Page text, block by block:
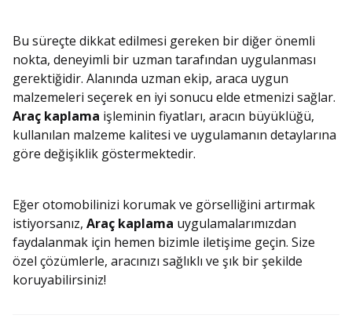
Bu süreçte dikkat edilmesi gereken bir diğer önemli
nokta, deneyimli bir uzman tarafından uygulanması
gerektiğidir. Alanında uzman ekip, araca uygun
malzemeleri seçerek en iyi sonucu elde etmenizi sağlar.
Araç kaplama işleminin fiyatları, aracın büyüklüğü,
kullanılan malzeme kalitesi ve uygulamanın detaylarına
göre değişiklik göstermektedir.
Eğer otomobilinizi korumak ve görselliğini artırmak
istiyorsanız, Araç kaplama uygulamalarımızdan
faydalanmak için hemen bizimle iletişime geçin. Size
özel çözümlerle, aracınızı sağlıklı ve şık bir şekilde
koruyabilirsiniz!